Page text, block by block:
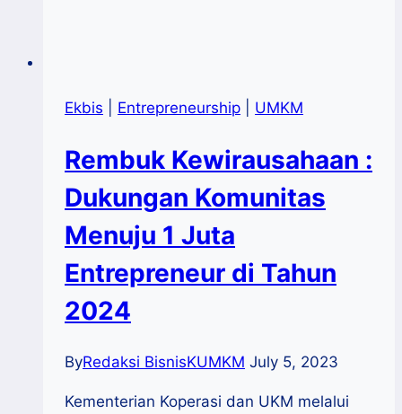
Ekbis Entrepreneurship UMKM
Rembuk Kewirausahaan :
Dukungan Komunitas
Menuju 1 Juta
Entrepreneur di Tahun
2024
ByRedaksi BisnisKUMKM July 5, 2023
Kementerian Koperasi dan UKM melalui